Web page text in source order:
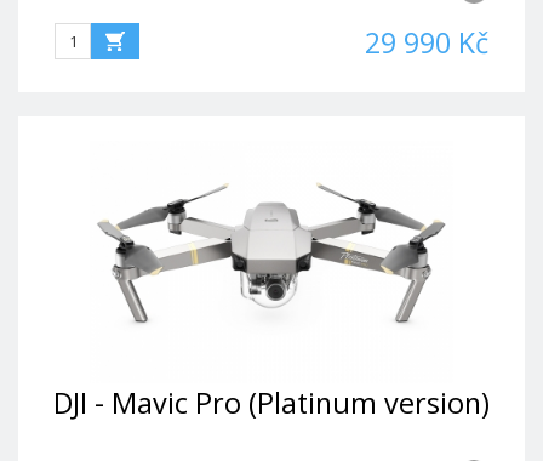
29 990 Kč
DJI - Mavic Pro (Platinum version)